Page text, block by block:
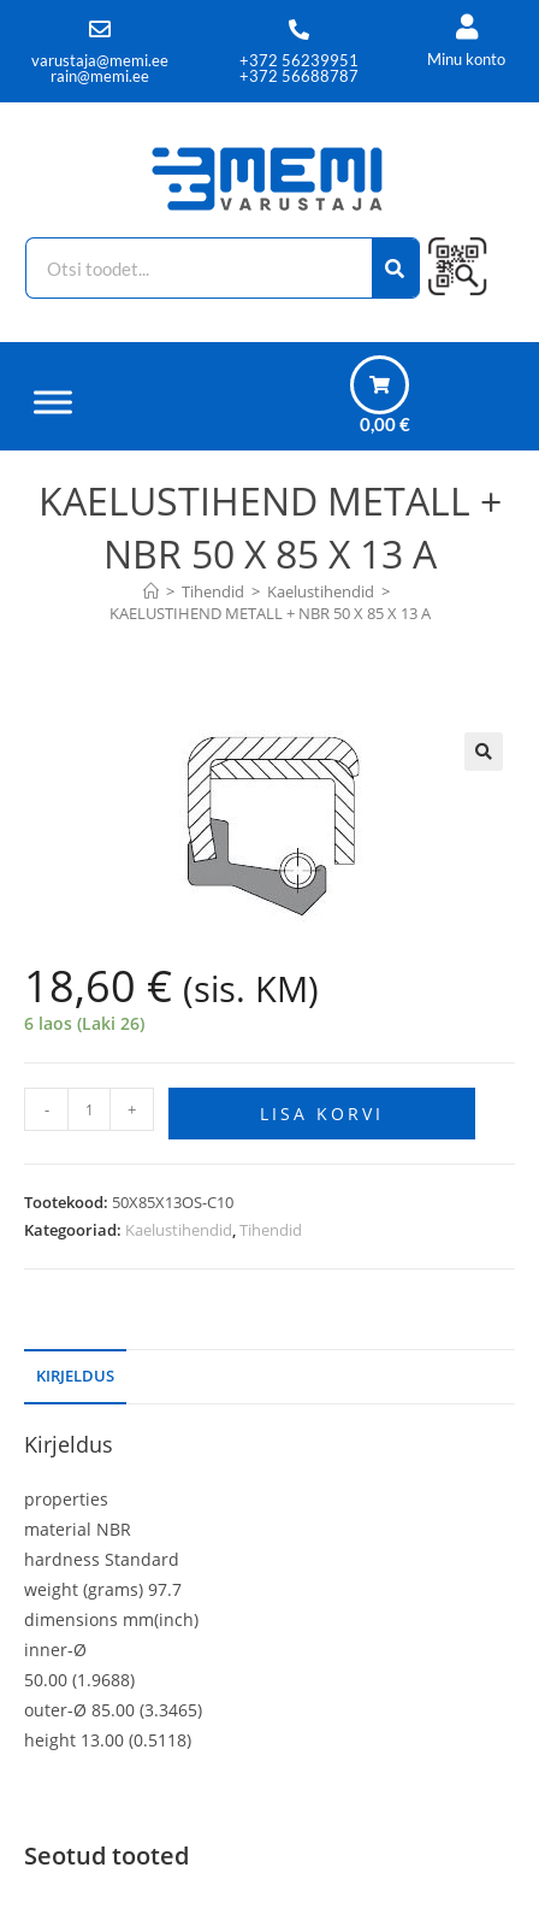
varustaja@memi.ee
rain@memi.ee
+372 56239951
+372 56688787
Minu konto
0,00€
KAELUSTIHEND METALL +
NBR 50 X 85 X 13 A
> Tihendid > Kaelustihendid >
KAELUSTIHEND METALL + NBR 50 X 85 X 13 A
18,60 € (sis. KM)
6 laos (Laki 26)
- + LISA KORVI
Tootekood: 50X85X13OS-C10
Kategooriad: Kaelustihendid,Tihendid
KIRJELDUS
Kirjeldus
properties
material NBR
hardness Standard
weight (grams) 97.7
dimensions mm(inch)
inner-Ø
50.00 (1.9688)
outer-Ø 85.00 (3.3465)
height 13.00 (0.5118)
Seotud tooted